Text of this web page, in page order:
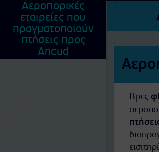
Αεροπορικές
εταιρείες που
πραγματοποιούν
πτήσεις προς
Ancud
Βρες